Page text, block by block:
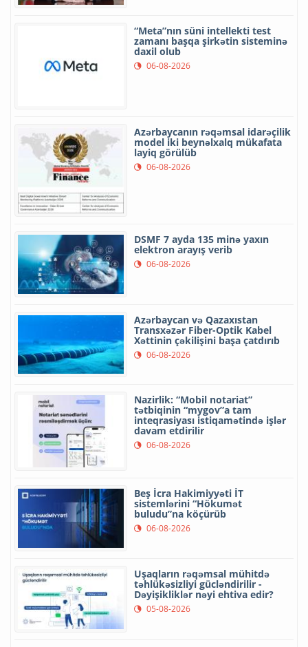
“Meta”nın süni intellekti test
zamanı başqa şirkətin sisteminə
daxil olub
06-08-2026
Azərbaycanın rəqəmsal idarəçilik
model iki beynəlxalq mükafata
layiq görülüb
06-08-2026
DSMF 7 ayda 135 minə yaxın
elektron arayış verib
06-08-2026
Azərbaycan və Qazaxıstan
Transxəzər Fiber-Optik Kabel
Xəttinin çəkilişini başa çatdırıb
06-08-2026
Nazirlik: “Mobil notariat”
tətbiqinin “mygov”a tam
inteqrasiyası istiqamətində işlər
davam etdirilir
06-08-2026
Beş İcra Hakimiyyəti İT
sistemlərini “Hökumət
buludu”na köçürüb
06-08-2026
Uşaqların rəqəmsal mühitdə
təhlükəsizliyi gücləndirilir -
Dəyişikliklər nəyi ehtiva edir?
05-08-2026